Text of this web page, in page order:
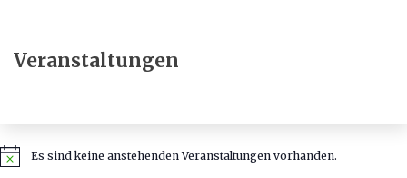
Veranstaltungen
HinweisEs sind keine anstehenden Veranstaltungen vorhanden.